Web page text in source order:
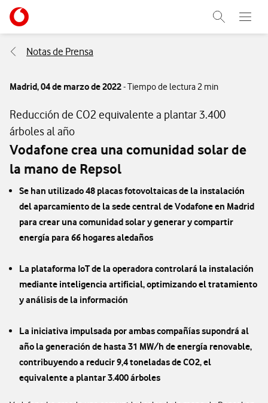
Ir a la pagina principal de vodafone.es
Abrir
Menu
Abre
Notas de Prensa
Madrid,04 de marzo de 2022- Tiempo de lectura 2 min
Reducción de CO2 equivalente a plantar 3.400
árboles al año
Vodafone crea una comunidad solar de
la mano de Repsol
Se han utilizado 48 placas fotovoltaicas de la instalación
del aparcamiento de la sede central de Vodafone en Madrid
para crear una comunidad solar y generar y compartir
energía para 66 hogares aledaños
La plataforma IoT de la operadora controlará la instalación
mediante inteligencia artificial, optimizando el tratamiento
y análisis de la información
La iniciativa impulsada por ambas compañías supondrá al
año la generación de hasta 31 MW/h de energía renovable,
contribuyendo a reducir 9,4 toneladas de CO2, el
equivalente a plantar 3.400 árboles